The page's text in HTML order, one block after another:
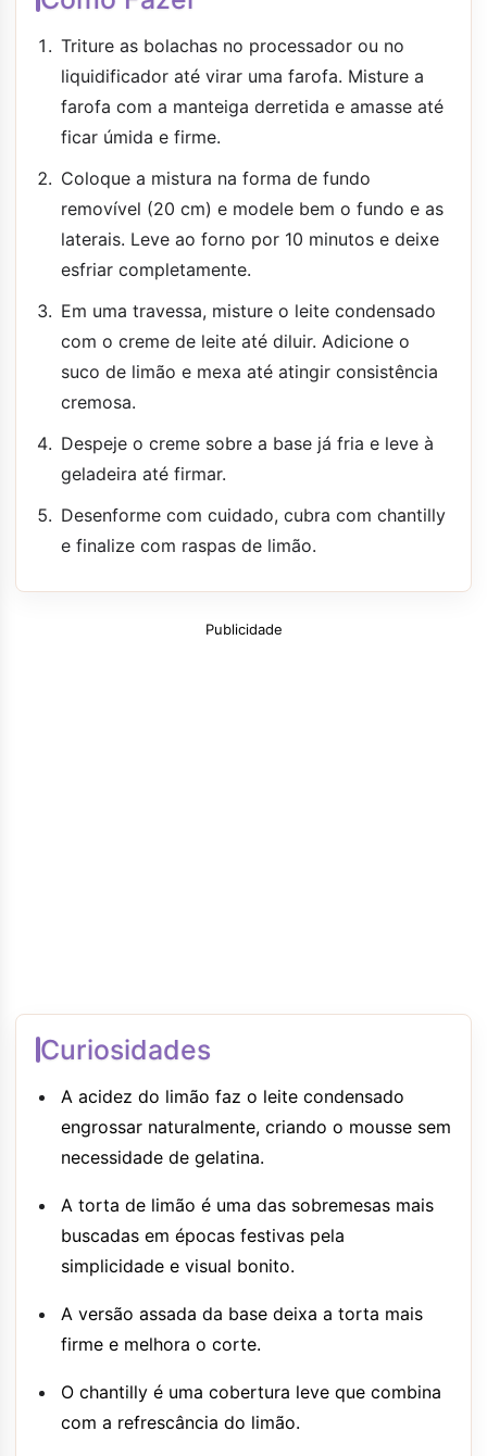
Triture as bolachas no processador ou no
liquidificador até virar uma farofa. Misture a
farofa com a manteiga derretida e amasse até
ficar úmida e firme.
Coloque a mistura na forma de fundo
removível (20 cm) e modele bem o fundo e as
laterais. Leve ao forno por 10 minutos e deixe
esfriar completamente.
Em uma travessa, misture o leite condensado
com o creme de leite até diluir. Adicione o
suco de limão e mexa até atingir consistência
cremosa.
Despeje o creme sobre a base já fria e leve à
geladeira até firmar.
Desenforme com cuidado, cubra com chantilly
e finalize com raspas de limão.
Publicidade
Curiosidades
A acidez do limão faz o leite condensado
engrossar naturalmente, criando o mousse sem
necessidade de gelatina.
A torta de limão é uma das sobremesas mais
buscadas em épocas festivas pela
simplicidade e visual bonito.
A versão assada da base deixa a torta mais
firme e melhora o corte.
O chantilly é uma cobertura leve que combina
com a refrescância do limão.